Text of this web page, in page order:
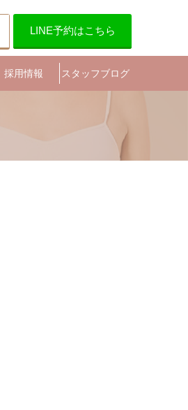
LINE予約はこちら
採用情報 スタッフブログ